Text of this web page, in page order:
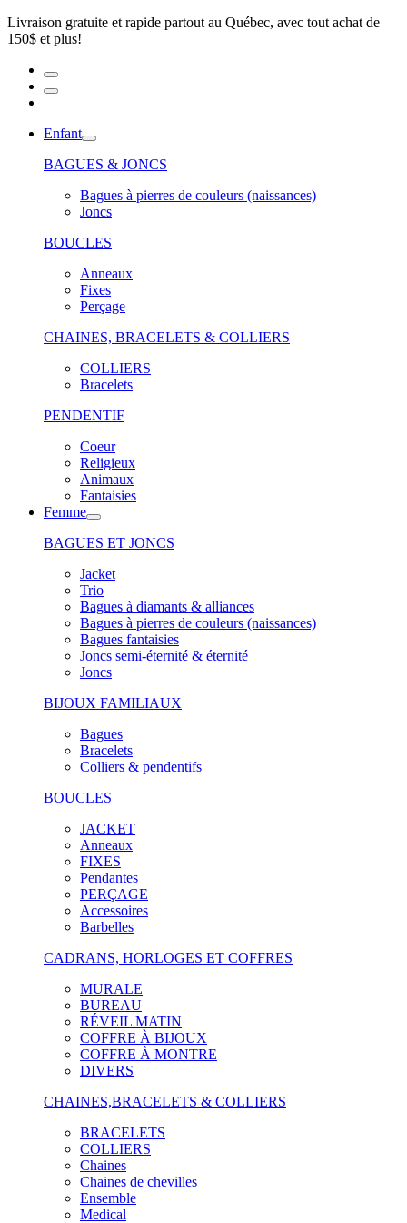
Livraison gratuite et rapide partout au Québec, avec tout achat de
150$ et plus!
Enfant
BAGUES & JONCS
Bagues à pierres de couleurs (naissances)
Joncs
BOUCLES
Anneaux
Fixes
Perçage
CHAINES, BRACELETS & COLLIERS
COLLIERS
Bracelets
PENDENTIF
Coeur
Religieux
Animaux
Fantaisies
Femme
BAGUES ET JONCS
Jacket
Trio
Bagues à diamants & alliances
Bagues à pierres de couleurs (naissances)
Bagues fantaisies
Joncs semi-éternité & éternité
Joncs
BIJOUX FAMILIAUX
Bagues
Bracelets
Colliers & pendentifs
BOUCLES
JACKET
Anneaux
FIXES
Pendantes
PERÇAGE
Accessoires
Barbelles
CADRANS, HORLOGES ET COFFRES
MURALE
BUREAU
RÉVEIL MATIN
COFFRE À BIJOUX
COFFRE À MONTRE
DIVERS
CHAINES,BRACELETS & COLLIERS
BRACELETS
COLLIERS
Chaines
Chaines de chevilles
Ensemble
Medical